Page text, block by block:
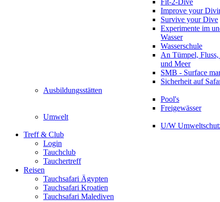
Fit-2-Dive
Improve your
Survive your Dive
Experimente im
Wasser
Wasserschule
An Tümpel,
und Meer
SMB - Surface
Sicherheit auf
Ausbildungsstätten
Pool's
Freigewässer
Umwelt
U/W
Treff & Club
Login
Tauchclub
Tauchertreff
Reisen
Tauchsafari Ägypten
Tauchsafari Kroatien
Tauchsafari Malediven